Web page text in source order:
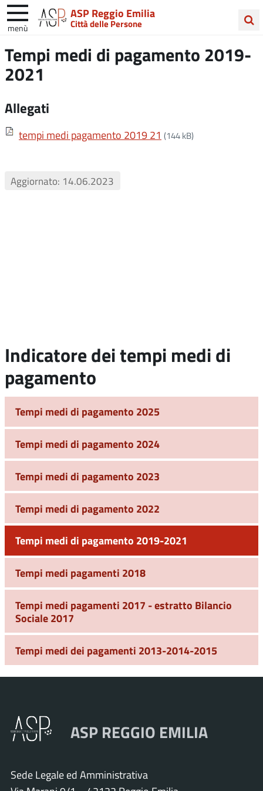
ASP Reggio Emilia
Città delle Persone
menù
nel
sito
Tempi medi di pagamento 2019-
2021
Allegati
tempi medi pagamento 2019 21 (144 kB)
Aggiornato: 14.06.2023
Indicatore dei tempi medi di
pagamento
Tempi medi di pagamento 2025
Tempi medi di pagamento 2024
Tempi medi di pagamento 2023
Tempi medi di pagamento 2022
Tempi medi di pagamento 2019-2021
Tempi medi pagamenti 2018
Tempi medi pagamenti 2017 - estratto Bilancio
Sociale 2017
Tempi medi dei pagamenti 2013-2014-2015
ASP REGGIO EMILIA
Sede Legale ed Amministrativa